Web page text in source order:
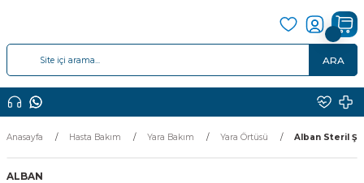
ARA
Anasayfa Hasta Bakım Yara Bakım Yara Örtüsü Alban Steril
ALBAN